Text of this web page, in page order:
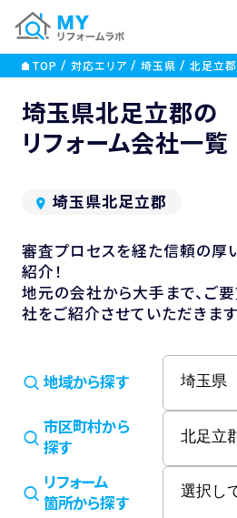
TOP 対応エリア 埼玉県 北足立郡
埼玉県北足立郡の
リフォーム会社一覧
埼玉県北足立郡
審査プロセスを経た信頼の厚
紹介！
地元の会社から大手まで、ご
社をご紹介させていただきます
地域から探す
市区町村から
探す
リフォーム
箇所から探す